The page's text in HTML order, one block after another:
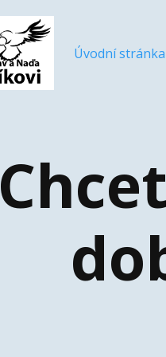
Úvodní stránka